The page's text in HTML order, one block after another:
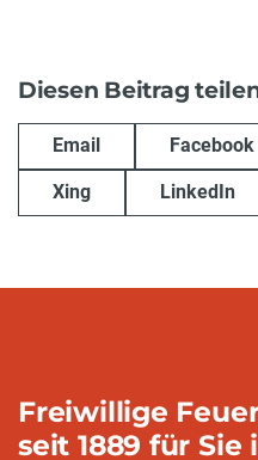
Diesen Beitrag
Email Facebook
Xing LinkedIn
Freiwillige
seit 1889 für Sie